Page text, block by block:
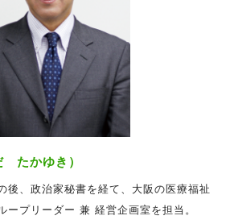
たかゆき）
後、政治家秘書を経て、大阪の医療福祉
ープリーダー 兼 経営企画室を担当。